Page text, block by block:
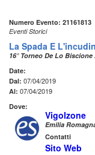
Numero Evento: 21161813
Eventi Storici
La Spada E
16° Torneo De Lo
Date:
Dal: 07/04/2019
Al: 07/04/2019
Dove:
Vigolzone
Emilia
Contatti
Sito Web